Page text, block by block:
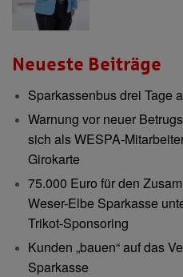
Neueste Beiträge
Sparkassenbus drei Tage
Warnung vor neuer
sich als WESPA-
Girokarte
75.000 Euro für den
Weser-Elbe Sparkasse
Trikot-Sponsoring
Kunden „bauen“ auf das
Sparkasse